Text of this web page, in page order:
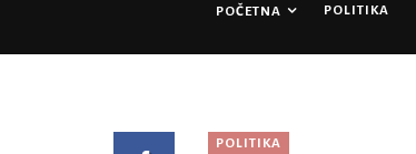
POČETNA POLITIKA
POLITIKA